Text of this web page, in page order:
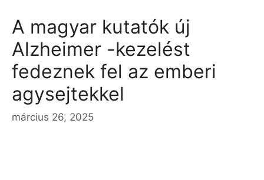
A magyar kutatók új
Alzheimer -kezelést
fedeznek fel az emberi
agysejtekkel
március 26, 2025